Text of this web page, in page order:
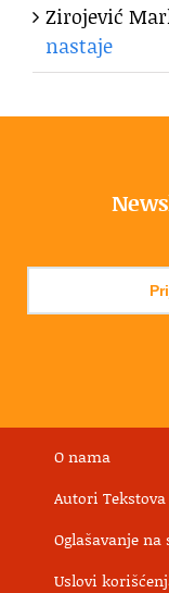
Zirojević
nastaje
O nama
Autori Tekstova
Oglašavanje na
Uslovi